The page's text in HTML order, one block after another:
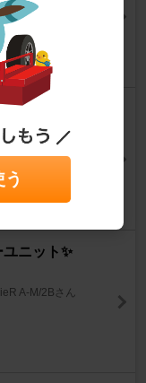
設/エーモン
LED 2924
ニット✨
A-M/2Bさん